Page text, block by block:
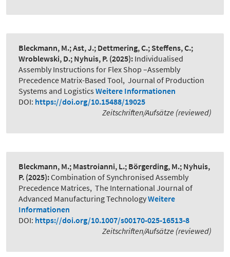
Bleckmann, M.; Ast, J.; Dettmering, C.; Steffens, C.;
Wroblewski, D.; Nyhuis, P. (2025): Individualised
Assembly Instructions for Flex Shop –Assembly
Precedence Matrix-Based Tool, Journal of Production
Systems and Logistics Weitere Informationen
DOI: https://doi.org/10.15488/19025
Zeitschriften/Aufsätze (reviewed)
Bleckmann, M.; Mastroianni, L.; Börgerding, M.; Nyhuis,
P. (2025):Combination of Synchronised Assembly
Precedence Matrices, The International Journal of
Advanced Manufacturing TechnologyWeitere
Informationen
DOI: https://doi.org/10.1007/s00170-025-16513-8
Zeitschriften/Aufsätze (reviewed)